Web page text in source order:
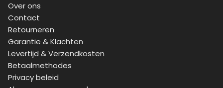
Over ons
Contact
Retourneren
Garantie & Klachten
Levertijd & Verzendkosten
Betaalmethodes
Privacy beleid